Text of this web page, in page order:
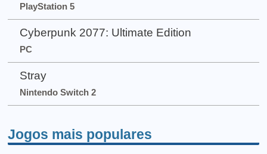
PlayStation 5
Cyberpunk 2077: Ultimate Edition
PC
Stray
Nintendo Switch 2
Jogos mais populares